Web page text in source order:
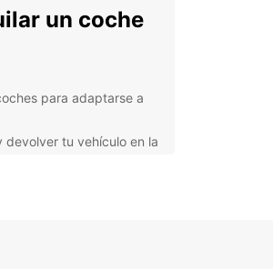
un coche
para adaptarse a
devolver tu vehículo en la